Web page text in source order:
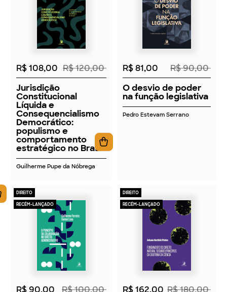
2026
R$ 108,00 R$ 120,00
Jurisdição
Constitucional
Líquida e
Consequencialismo
Democrático:
populismo e
comportamento
estratégico no Brasil
Guilherme Pupe da Nóbrega
2026
R$ 81,00
R$ 90,00
O desvio de poder
na função legislativa
Pedro Estevam Serrano
DIREITO
RECÉM-LANÇADO
2026
R$ 90,00
R$ 100,00
DIREITO
RECÉM-LANÇADO
2026
R$ 162,00 R$ 180,00